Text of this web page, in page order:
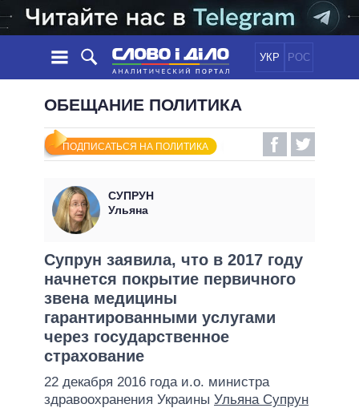
УКР РОС
НОВОСТИ
ЛЕНТА
СОБЫТИЯ
СТАТЬИ
МНЕНИЯ
ОБЗОРЫ
ДАЙДЖЕСТЫ
ПОЛИТИКА
ЭКОНОМИКА
ОБЕЩАНИЯ
ВСЕ ПОЛИТИКИ
ПРЕЗИДЕНТ И ОФИС
ВЕРХОВНАЯ РАДА
КАБИНЕТ МИНИСТРОВ
ГЛАВЫ ОБЛАДМИНИСТРАЦИЙ
МЭРЫ
ВСЕ ПЕРСОНЫ
ИНФОГРАФИКА
ПОДДЕРЖАТЬ
СРАВНЕНИЕ ПОЛИТИКОВ
ОБЕЩАНИЕ ПОЛИТИКА
ПОДПИСАТЬСЯ НА ПОЛИТИКА
СУПРУН
Ульяна
Супрун заявила, что в 2017 году
начнется покрытие первичного
звена медицины
гарантированными услугами
через государственное
страхование
22 декабря 2016 года и.о. министра
здравоохранения Украины Ульяна Супрун